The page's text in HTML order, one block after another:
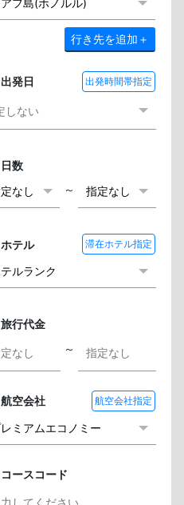
行き先を追加 ＋
出発日 出発時間帯指定
日数
～
ホテル 滞在ホテル指定
旅行代金
～
航空会社 航空会社指定
コースコード